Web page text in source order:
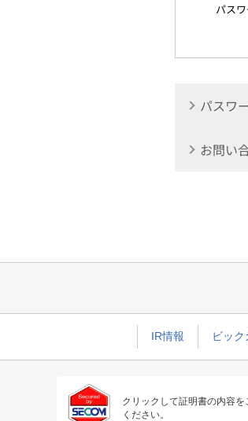
パスワ
パスワ
お問い
IR情報 ビッ
クリックして証明書の内容を
ください。